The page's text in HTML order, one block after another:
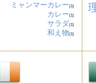
ミャンマーカレー(1)
カレー(1)
サラダ(1)
和え物(1)